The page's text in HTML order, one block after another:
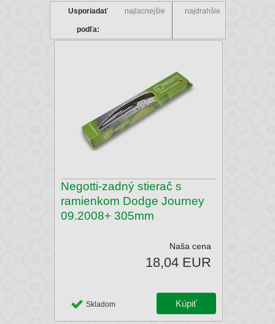
Usporiadať
podľa:
najlacnejšie najdrahšie
Negotti-zadný stierač s
ramienkom Dodge Journey
09.2008+ 305mm
Naša cena
18,04 EUR
Skladom